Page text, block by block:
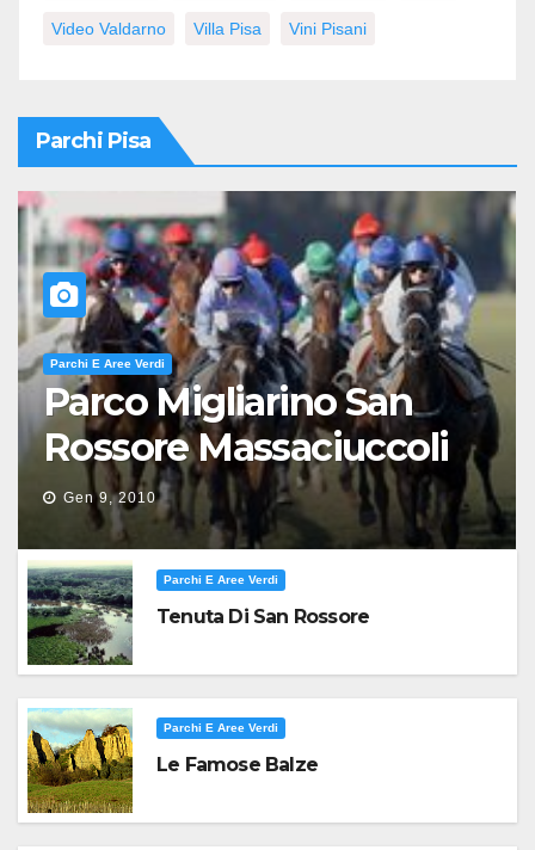
Video Valdarno Villa Pisa Vini Pisani
Parchi Pisa
Parchi E Aree Verdi
Parco Migliarino San
Rossore Massaciuccoli
Gen 9, 2010
Parchi E Aree Verdi
Tenuta Di San Rossore
Parchi E Aree Verdi
Le Famose Balze